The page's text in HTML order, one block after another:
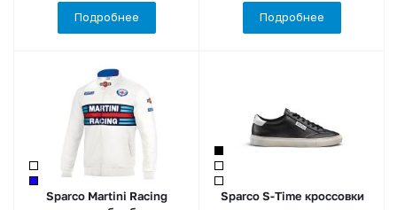
Подробнее Подробнее
Sparco Martini Racing
Sparco S-Time кроссовки